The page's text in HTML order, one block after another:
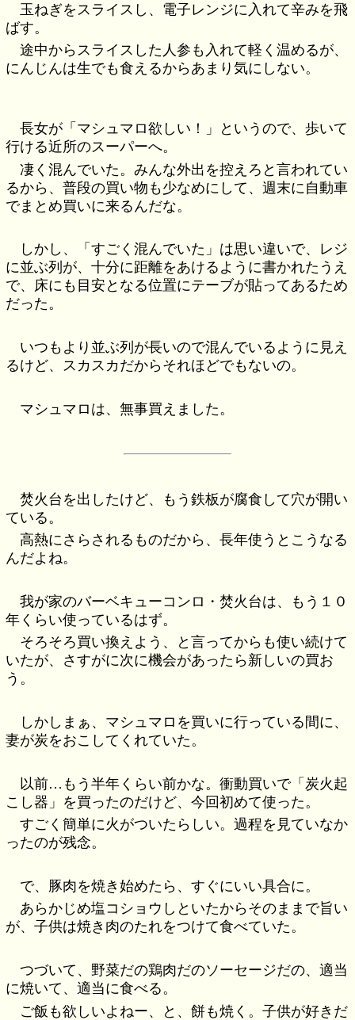
玉ねぎをスライスし、電子レンジに入れて辛みを飛
ばす。
途中からスライスした人参も入れて軽く温めるが、
にんじんは生でも食えるからあまり気にしない。
長女が「マシュマロ欲しい！」というので、歩いて
行ける近所のスーパーへ。
凄く混んでいた。みんな外出を控えろと言われてい
るから、普段の買い物も少なめにして、週末に自動車
でまとめ買いに来るんだな。
しかし、「すごく混んでいた」は思い違いで、レジ
に並ぶ列が、十分に距離をあけるように書かれたうえ
で、床にも目安となる位置にテーブが貼ってあるため
だった。
いつもより並ぶ列が長いので混んでいるように見え
るけど、スカスカだからそれほどでもないの。
マシュマロは、無事買えました。
焚火台を出したけど、もう鉄板が腐食して穴が開い
ている。
高熱にさらされるものだから、長年使うとこうなる
んだよね。
我が家のバーベキューコンロ・焚火台は、もう１０
年くらい使っているはず。
そろそろ買い換えよう、と言ってからも使い続けて
いたが、さすがに次に機会があったら新しいの買お
う。
しかしまぁ、マシュマロを買いに行っている間に、
妻が炭をおこしてくれていた。
以前…もう半年くらい前かな。衝動買いで「炭火起
こし器」を買ったのだけど、今回初めて使った。
すごく簡単に火がついたらしい。過程を見ていなか
ったのが残念。
で、豚肉を焼き始めたら、すぐにいい具合に。
あらかじめ塩コショウしといたからそのままで旨い
が、子供は焼き肉のたれをつけて食べていた。
つづいて、野菜だの鶏肉だのソーセージだの、適当
に焼いて、適当に食べる。
ご飯も欲しいよねー、と、餅も焼く。子供が好きだ